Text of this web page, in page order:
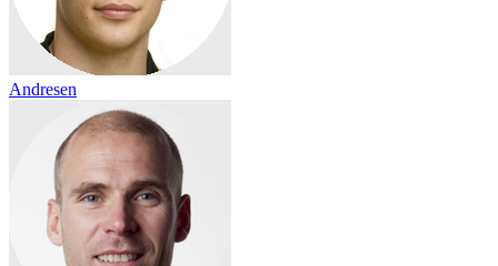
Andresen